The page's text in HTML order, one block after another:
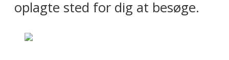
oplagte sted for dig at besøge.